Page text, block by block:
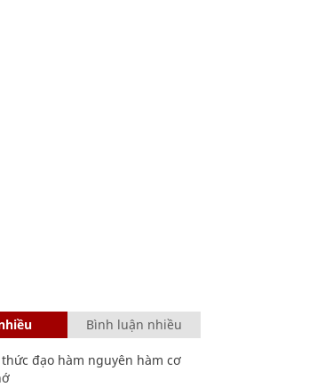
Bình luận nhiều
đạo hàm nguyên hàm cơ